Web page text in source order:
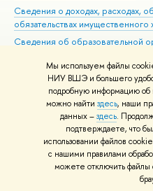
Мы используем файлы
НИУ ВШЭ и большего
подробную информацию об
можно найти здесь, наши
данных –здесь.
подтверждаете, что
использовании файлов
с нашими правилами
можете отключить файлы
Сведения о доходах, расходах,
обязательствах имущественного
Сведения об образовательной
Людям с ограниченными
Единая платежная страница
Работа в Вышке
© НИУ ВШЭ 1993–2026 Адреса и
материалов Политика
Шрифты HSE Sans и HSE Slab